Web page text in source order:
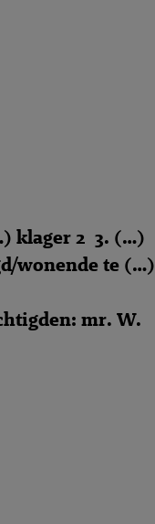
klager 2 3. (…)
wonende te (…)
mr. W.